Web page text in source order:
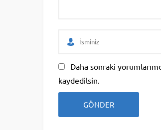
Daha sonraki
kaydedilsin.